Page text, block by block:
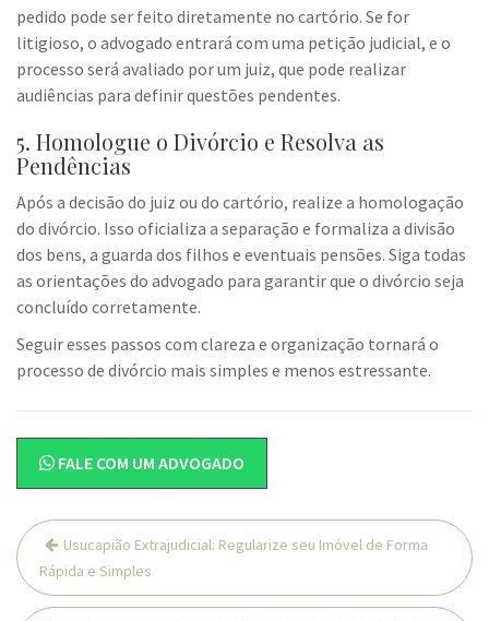
pedido pode ser feito diretamente no cartório. Se for
litigioso, o advogado entrará com uma petição judicial, e o
processo será avaliado por um juiz, que pode realizar
audiências para definir questões pendentes.
5. Homologue o Divórcio e Resolva as
Pendências
Após a decisão do juiz ou do cartório, realize a homologação
do divórcio. Isso oficializa a separação e formaliza a divisão
dos bens, a guarda dos filhos e eventuais pensões. Siga todas
as orientações do advogado para garantir que o divórcio seja
concluído corretamente.
Seguir esses passos com clareza e organização tornará o
processo de divórcio mais simples e menos estressante.
FALE COM UM ADVOGADO
Navegação
de
Post
Usucapião Extrajudicial: Regularize seu Imóvel de Forma
Rápida e Simples